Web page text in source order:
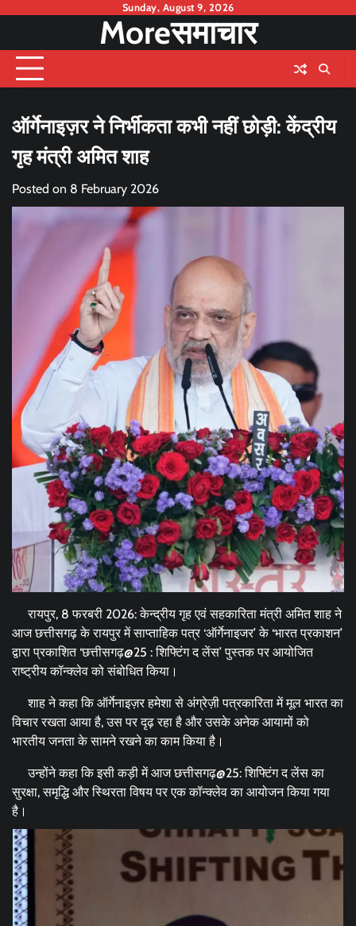
content
Sunday, August 9, 2026
Moreसमाचार
ऑर्गेनाइज़र ने निर्भीकता कभी नहीं छोड़ी: केंद्रीय
गृह मंत्री अमित शाह
Posted on 8 February 2026
रायपुर, 8 फरबरी 2026: केन्द्रीय गृह एवं सहकारिता मंत्री अमित शाह ने
आज छत्तीसगढ़ के रायपुर में साप्ताहिक पत्र ‘ऑर्गेनाइजर’ के ‘भारत प्रकाशन’
द्वारा प्रकाशित ‘छत्तीसगढ़@25 : शिफ्टिंग द लेंस’ पुस्तक पर आयोजित
राष्ट्रीय कॉन्क्लेव को संबोधित किया।
शाह ने कहा कि ऑर्गेनाइज़र हमेशा से अंग्रेज़ी पत्रकारिता में मूल भारत का
विचार रखता आया है, उस पर दृढ़ रहा है और उसके अनेक आयामों को
भारतीय जनता के सामने रखने का काम किया है।
उन्होंने कहा कि इसी कड़ी में आज छत्तीसगढ़@25: शिफ्टिंग द लेंस का
सुरक्षा, समृद्धि और स्थिरता विषय पर एक कॉन्क्लेव का आयोजन किया गया
है।